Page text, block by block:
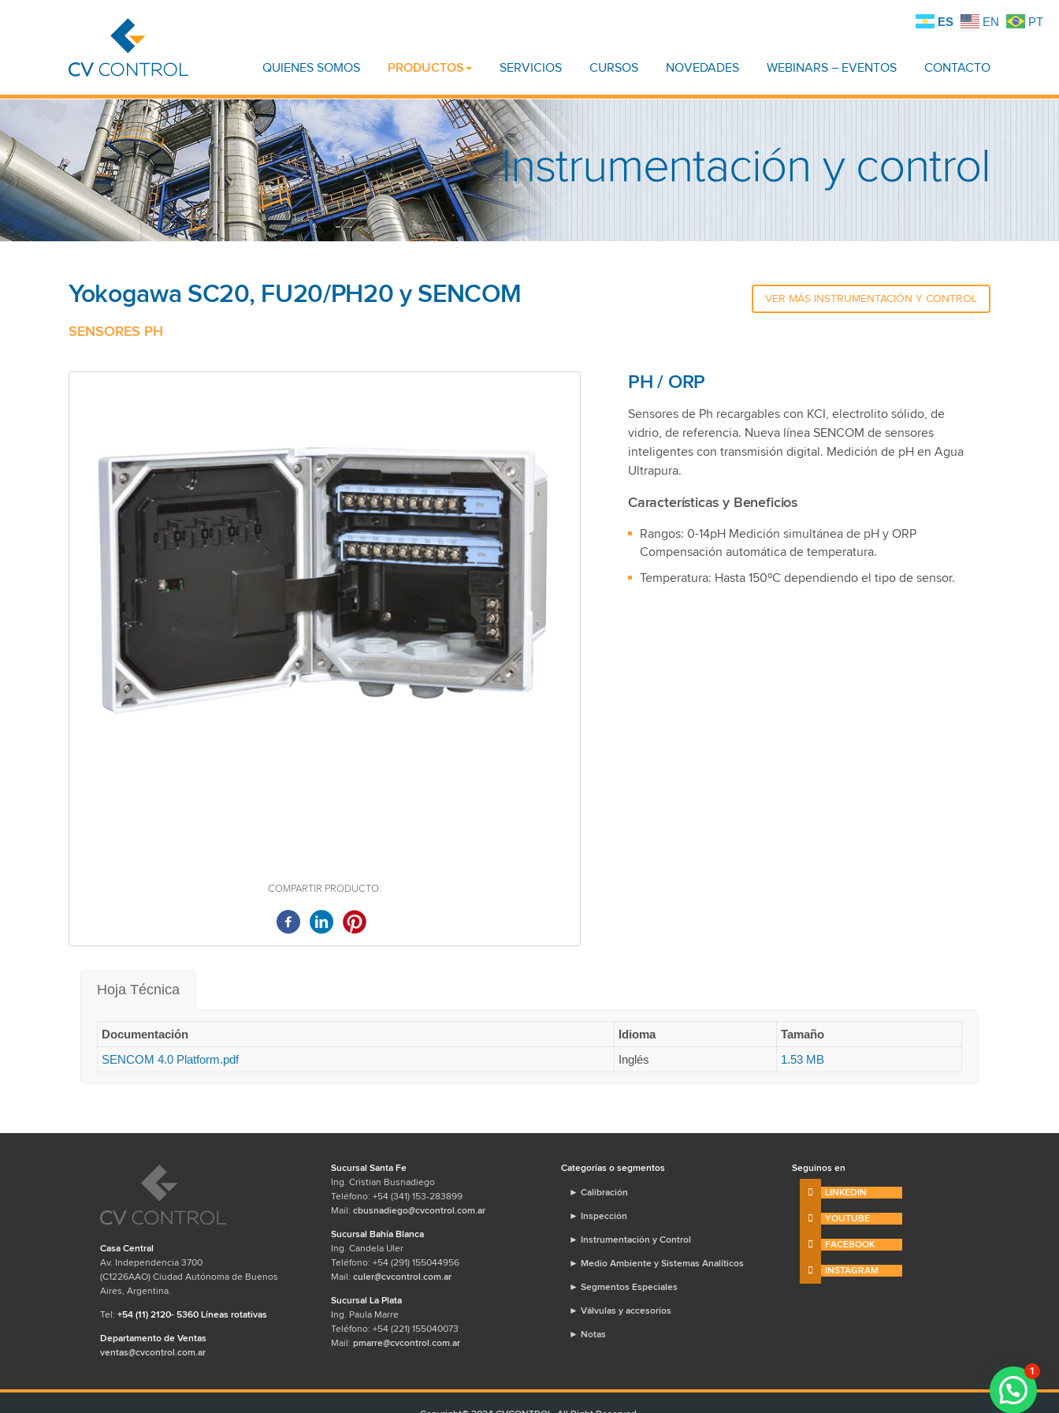
QUIENES SOMOS PRODUCTOS SERVICIOS CURSOS NOVEDADES WEBINARS – EVENTOS CONTACTO
Instrumentación y control
Yokogawa SC20, FU20/PH20 y SENCOM
SENSORES PH
VER MÁS INSTRUMENTACIÓN Y CONTROL
COMPARTIR PRODUCTO:
PH / ORP
Sensores de Ph recargables con KCI, electrolito sólido, de
vidrio, de referencia. Nueva línea SENCOM de sensores
inteligentes con transmisión digital. Medición de pH en Agua
Ultrapura.
Características y Beneficios
Rangos: 0-14pH Medición simultánea de pH y ORP
Compensación automática de temperatura.
Temperatura: Hasta 150ºC dependiendo el tipo de sensor.
Hoja Técnica
Documentación Idioma
Tamaño
SENCOM 4.0 Platform.pdf
Inglés 1.53 MB
Casa Central
Av. Independencia 3700
(C1226AAO) Ciudad Autónoma de Buenos
Aires, Argentina.
Tel: +54 (11) 2120- 5360 Líneas rotativas
Departamento de Ventas
ventas@cvcontrol.com.ar
Sucursal Santa Fe
Ing. Cristian Busnadiego
Teléfono: +54 (341) 153-283899
Mail: cbusnadiego@cvcontrol.com.ar
Sucursal Bahía Blanca
Ing. Candela Uler
Teléfono: +54 (291) 155044956
Mail: culer@cvcontrol.com.ar
Sucursal La Plata
Ing. Paula Marre
Teléfono: +54 (221) 155040073
Mail: pmarre@cvcontrol.com.ar
Categorías o segmentos
► Calibración
► Inspección
► Instrumentación y Control
► Medio Ambiente y Sistemas Analíticos
► Segmentos Especiales
► Válvulas y accesorios
► Notas
Seguinos en
LINKEDIN
YOUTUBE
FACEBOOK
INSTAGRAM
ES EN PT
1